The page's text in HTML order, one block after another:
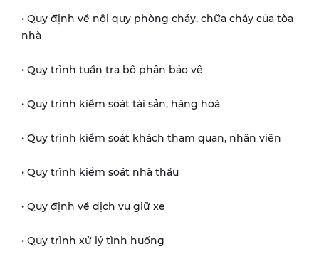
• Quy định về nội quy phòng cháy, chữa cháy của tòa
nhà
• Quy trình tuần tra bộ phận bảo vệ
• Quy trình kiểm soát tài sản, hàng hoá
• Quy trình kiểm soát khách tham quan, nhân viên
• Quy trình kiểm soát nhà thầu
• Quy định về dịch vụ giữ xe
• Quy trình xử lý tình huống